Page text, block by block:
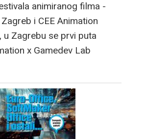
animiranog filma -
i CEE Animation
u Zagrebu se prvi puta
x Gamedev Lab